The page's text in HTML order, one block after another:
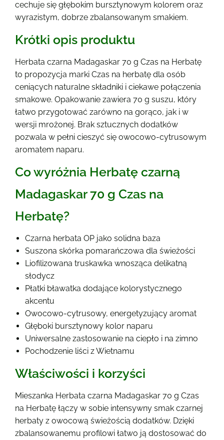
cechuje się głębokim bursztynowym kolorem oraz
wyrazistym, dobrze zbalansowanym smakiem.
Krótki opis produktu
Herbata czarna Madagaskar 70 g Czas na Herbatę
to propozycja marki Czas na herbatę dla osób
ceniących naturalne składniki i ciekawe połączenia
smakowe. Opakowanie zawiera 70 g suszu, który
łatwo przygotować zarówno na gorąco, jak i w
wersji mrożonej. Brak sztucznych dodatków
pozwala w pełni cieszyć się owocowo-cytrusowym
aromatem naparu.
Co wyróżnia Herbatę czarną
Madagaskar 70 g Czas na
Herbatę?
Czarna herbata OP jako solidna baza
Suszona skórka pomarańczowa dla świeżości
Liofilizowana truskawka wnosząca delikatną
słodycz
Płatki bławatka dodające kolorystycznego
akcentu
Owocowo-cytrusowy, energetyzujący aromat
Głęboki bursztynowy kolor naparu
Uniwersalne zastosowanie na ciepło i na zimno
Pochodzenie liści z Wietnamu
Właściwości i korzyści
Mieszanka Herbata czarna Madagaskar 70 g Czas
na Herbatę łączy w sobie intensywny smak czarnej
herbaty z owocową świeżością dodatków. Dzięki
zbalansowanemu profilowi łatwo ją dostosować do